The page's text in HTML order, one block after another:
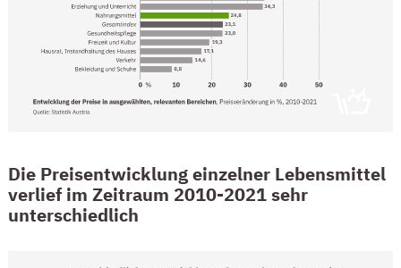
Die Preisentwicklung einzelner Lebensmittel
verlief im Zeitraum 2010-2021 sehr
unterschiedlich